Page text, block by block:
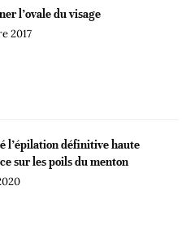
l’ovale du visage
2017
l’épilation définitive haute
sur les poils du menton